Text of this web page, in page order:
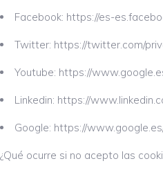
Facebook: https://es-
Twitter: https://twitter.com/
Youtube: https://
Linkedin: https://
Google: https://
¿Qué ocurre si no acepto las